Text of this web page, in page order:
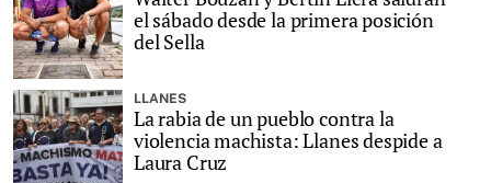
el sábado desde la primera posición
del Sella
LLANES
La rabia de un pueblo contra la
violencia machista: Llanes despide a
Laura Cruz